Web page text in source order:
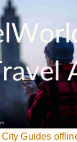
Guides